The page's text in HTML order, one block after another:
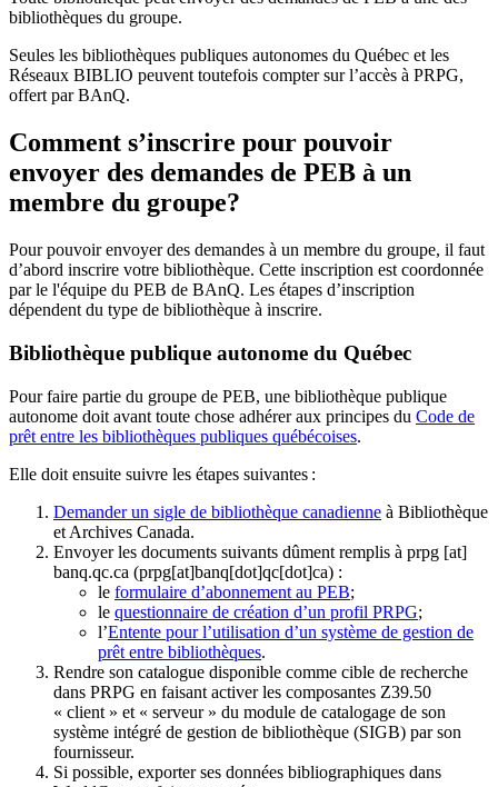
bibliothèques du groupe.
Seules les bibliothèques publiques autonomes du Québec et les
Réseaux BIBLIO peuvent toutefois compter sur l’accès à PRPG,
offert par BAnQ.
Comment s’inscrire pour pouvoir
envoyer des demandes de PEB à un
membre du groupe?
Pour pouvoir envoyer des demandes à un membre du groupe, il faut
d’abord inscrire votre bibliothèque. Cette inscription est coordonnée
par le l'équipe du PEB de BAnQ. Les étapes d’inscription
dépendent du type de bibliothèque à inscrire.
Bibliothèque publique autonome du Québec
Pour faire partie du groupe de PEB, une bibliothèque publique
autonome doit avant toute chose adhérer aux principes du Code de
prêt entre les bibliothèques publiques québécoises.
Elle doit ensuite suivre les étapes suivantes :
Demander un sigle de bibliothèque canadienne à Bibliothèque
et Archives Canada.
Envoyer les documents suivants dûment remplis à prpg [at]
banq.qc.ca (prpg[at]banq[dot]qc[dot]ca) :
le formulaire d’abonnement au PEB;
le questionnaire de création d’un profil PRPG;
l’Entente pour l’utilisation d’un système de gestion de
prêt entre bibliothèques.
Rendre son catalogue disponible comme cible de recherche
dans PRPG en faisant activer les composantes Z39.50
« client » et « serveur » du module de catalogage de son
système intégré de gestion de bibliothèque (SIGB) par son
fournisseur.
Si possible, exporter ses données bibliographiques dans